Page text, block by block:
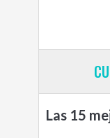
Las 15